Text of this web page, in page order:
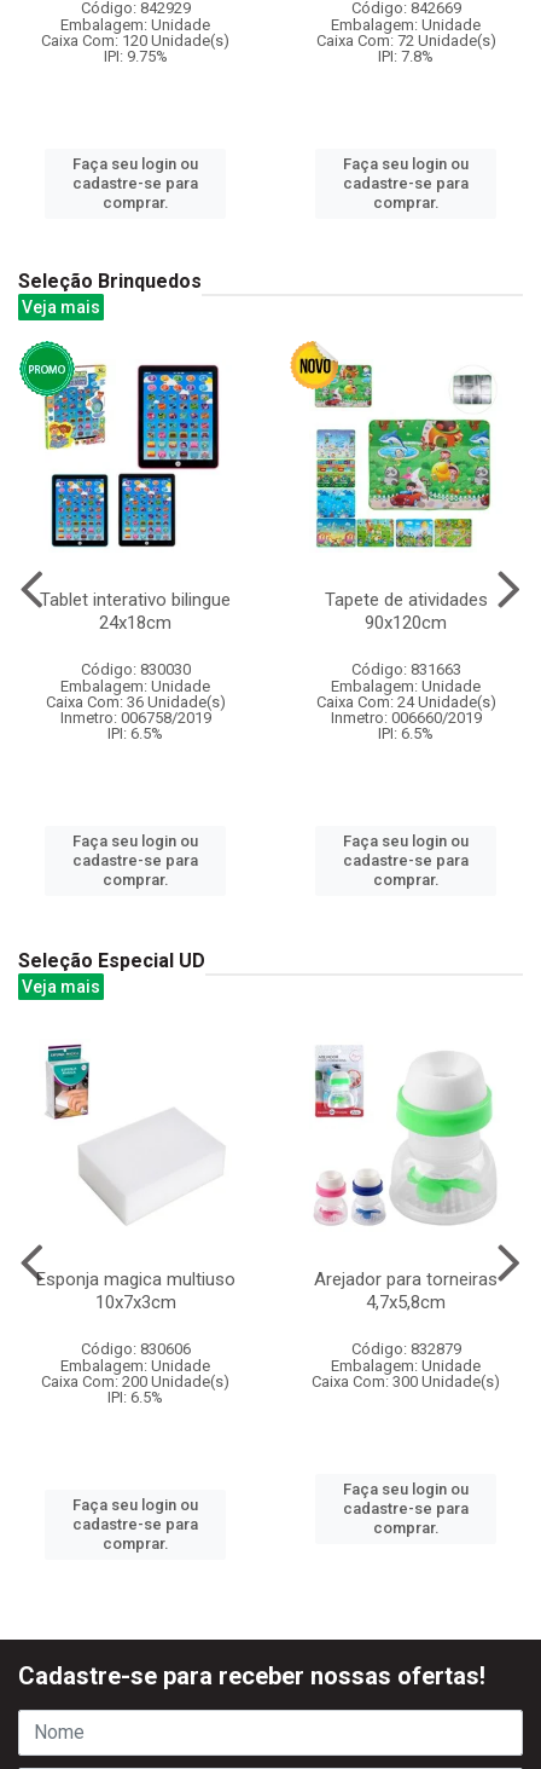
Código: 842929
Embalagem: Unidade
Caixa Com: 120 Unidade(s)
IPI: 9.75%
Faça seu login ou
cadastre-se para
comprar.
Código: 842669
Embalagem: Unidade
Caixa Com: 72 Unidade(s)
IPI: 7.8%
Faça seu login ou
cadastre-se para
comprar.
Seleção Brinquedos
Veja mais
Tablet interativo bilingue
24x18cm
Código: 830030
Embalagem: Unidade
Caixa Com: 36 Unidade(s)
Inmetro: 006758/2019
IPI: 6.5%
Faça seu login ou
cadastre-se para
comprar.
Tapete de atividades
90x120cm
Código: 831663
Embalagem: Unidade
Caixa Com: 24 Unidade(s)
Inmetro: 006660/2019
IPI: 6.5%
Faça seu login ou
cadastre-se para
comprar.
Seleção Especial UD
Veja mais
Esponja magica multiuso
10x7x3cm
Código: 830606
Embalagem: Unidade
Caixa Com: 200 Unidade(s)
IPI: 6.5%
Faça seu login ou
cadastre-se para
comprar.
Arejador para torneiras
4,7x5,8cm
Código: 832879
Embalagem: Unidade
Caixa Com: 300 Unidade(s)
Faça seu login ou
cadastre-se para
comprar.
Cadastre-se para receber nossas ofertas!